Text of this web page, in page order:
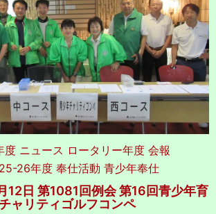
度 ニュース ロータリー年度 会報
26年度 奉仕活動 青少年奉仕
12日 第1081回例会 第16回青少年育
ャリティゴルフコンペ